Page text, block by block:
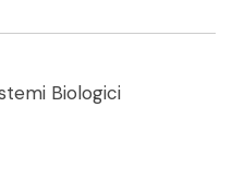
Biologici